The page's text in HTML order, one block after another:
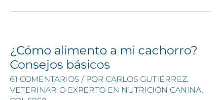
del
de
la
comida
para
mascotas
¿Cómo alimento a mi cachorro?
Consejos básicos
61 COMENTARIOS / POR CARLOS GUTIÉRREZ.
VETERINARIO EXPERTO EN NUTRICIÓN CANINA.